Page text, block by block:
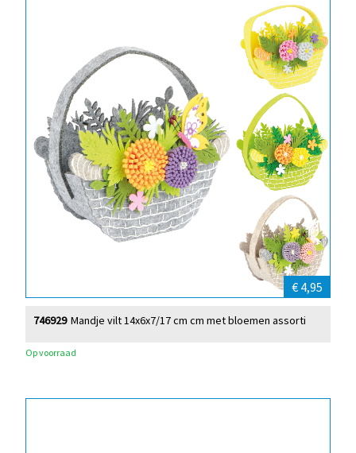
€ 4,95
Mandje vilt 14x6x7/17 cm cm met bloemen assorti
746929
Op voorraad